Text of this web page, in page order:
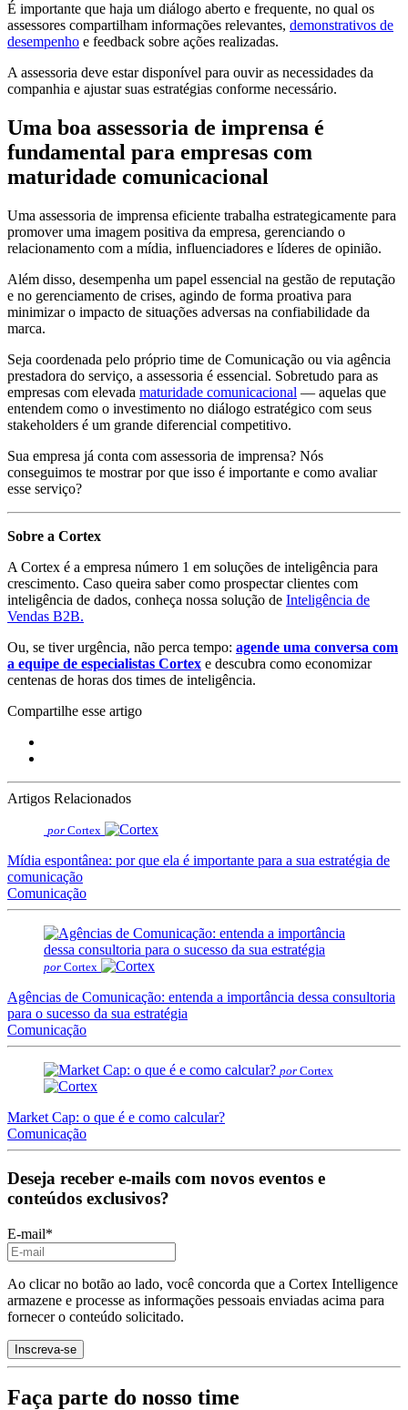
É importante que haja um diálogo aberto e frequente, no qual os
assessores compartilham informações relevantes, demonstrativos de
desempenho e feedback sobre ações realizadas.
A assessoria deve estar disponível para ouvir as necessidades da
companhia e ajustar suas estratégias conforme necessário.
Uma boa assessoria de imprensa é
fundamental para empresas com
maturidade comunicacional
Uma assessoria de imprensa eficiente trabalha estrategicamente para
promover uma imagem positiva da empresa, gerenciando o
relacionamento com a mídia, influenciadores e líderes de opinião.
Além disso, desempenha um papel essencial na gestão de reputação
e no gerenciamento de crises, agindo de forma proativa para
minimizar o impacto de situações adversas na confiabilidade da
marca.
Seja coordenada pelo próprio time de Comunicação ou via agência
prestadora do serviço, a assessoria é essencial. Sobretudo para as
empresas com elevada maturidade comunicacional — aquelas que
entendem como o investimento no diálogo estratégico com seus
stakeholders é um grande diferencial competitivo.
Sua empresa já conta com assessoria de imprensa? Nós
conseguimos te mostrar por que isso é importante e como avaliar
esse serviço?
Sobre a Cortex
A Cortex é a empresa número 1 em soluções de inteligência para
crescimento. Caso queira saber como prospectar clientes com
inteligência de dados, conheça nossa solução de Inteligência de
Vendas B2B.
Ou, se tiver urgência, não perca tempo: agende uma conversa com
a equipe de especialistas Cortex e descubra como economizar
centenas de horas dos times de inteligência.
Compartilhe esse artigo
Artigos Relacionados
por Cortex
Mídia espontânea: por que ela é importante para a sua estratégia de
comunicação
Comunicação
por Cortex
Agências de Comunicação: entenda a importância dessa consultoria
para o sucesso da sua estratégia
Comunicação
por Cortex
Market Cap: o que é e como calcular?
Comunicação
Deseja receber e-mails com novos eventos e
conteúdos exclusivos?
E-mail*
Ao clicar no botão ao lado, você concorda que a Cortex Intelligence
armazene e processe as informações pessoais enviadas acima para
fornecer o conteúdo solicitado.
Faça parte do nosso time